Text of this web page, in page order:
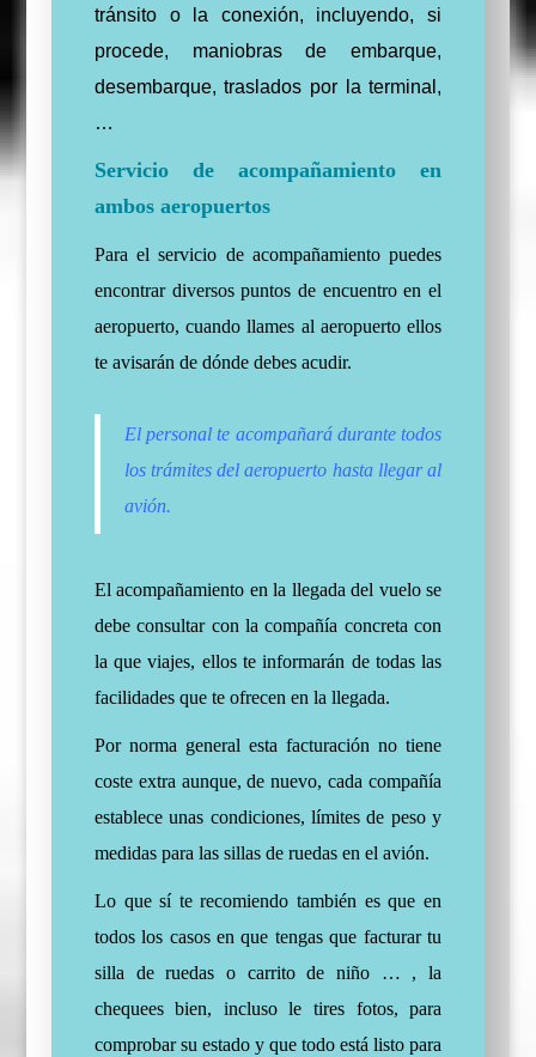
tránsito o la conexión, incluyendo, si
procede, maniobras de embarque,
desembarque, traslados por la terminal,
…
Servicio de acompañamiento en
ambos aeropuertos
Para el servicio de acompañamiento puedes
encontrar diversos puntos de encuentro en el
aeropuerto, cuando llames al aeropuerto ellos
te avisarán de dónde debes acudir.
El personal te acompañará durante todos
los trámites del aeropuerto hasta llegar al
avión.
El acompañamiento en la llegada del vuelo se
debe consultar con la compañía concreta con
la que viajes, ellos te informarán de todas las
facilidades que te ofrecen en la llegada.
Por norma general esta facturación no tiene
coste extra aunque, de nuevo, cada compañía
establece unas condiciones, límites de peso y
medidas para las sillas de ruedas en el avión.
Lo que sí te recomiendo también es que en
todos los casos en que tengas que facturar tu
silla de ruedas o carrito de niño … , la
chequees bien, incluso le tires fotos, para
comprobar su estado y que todo está listo para